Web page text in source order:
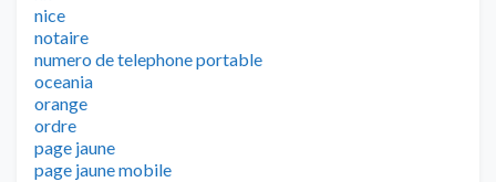
nice
notaire
numero de telephone portable
oceania
orange
ordre
page jaune
page jaune mobile